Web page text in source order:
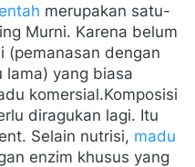
merupakan satu-
Murni. Karena belum
(pemanasan dengan
yang biasa
komersial.Komposisi
diragukan lagi. Itu
Selain nutrisi, madu
enzim khusus yang